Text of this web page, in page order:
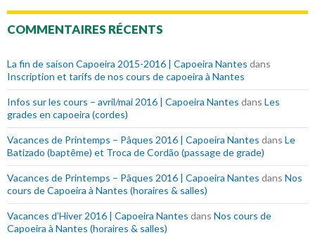
COMMENTAIRES RÉCENTS
La fin de saison Capoeira 2015-2016 | Capoeira Nantes dans
Inscription et tarifs de nos cours de capoeira à Nantes
Infos sur les cours – avril/mai 2016 | Capoeira Nantes dans Les
grades en capoeira (cordes)
Vacances de Printemps – Pâques 2016 | Capoeira Nantes dans Le
Batizado (baptême) et Troca de Cordão (passage de grade)
Vacances de Printemps – Pâques 2016 | Capoeira Nantes dans Nos
cours de Capoeira à Nantes (horaires & salles)
Vacances d’Hiver 2016 | Capoeira Nantes dans Nos cours de
Capoeira à Nantes (horaires & salles)